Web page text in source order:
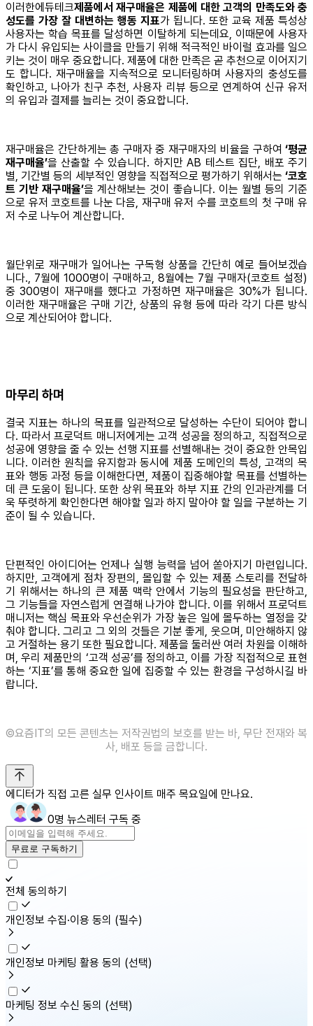
이러한에듀테크제품에서 재구매율은 제품에 대한 고객의 만족도와 충
성도를 가장 잘 대변하는 행동 지표가 됩니다. 또한 교육 제품 특성상
사용자는 학습 목표를 달성하면 이탈하게 되는데요, 이때문에 사용자
가 다시 유입되는 사이클을 만들기 위해 적극적인 바이럴 효과를 일으
키는 것이 매우 중요합니다. 제품에 대한 만족은 곧 추천으로 이어지기
도 합니다. 재구매율을 지속적으로 모니터링하며 사용자의 충성도를
확인하고, 나아가 친구 추천, 사용자 리뷰 등으로 연계하여 신규 유저
의 유입과 결제를 늘리는 것이 중요합니다.
재구매율은 간단하게는 총 구매자 중 재구매자의 비율을 구하여 ‘평균
재구매율’을 산출할 수 있습니다. 하지만 AB 테스트 집단, 배포 주기
별, 기간별 등의 세부적인 영향을 직접적으로 평가하기 위해서는 ‘코호
트 기반 재구매율’을 계산해보는 것이 좋습니다. 이는 월별 등의 기준
으로 유저 코호트를 나눈 다음, 재구매 유저 수를 코호트의 첫 구매 유
저 수로 나누어 계산합니다.
월단위로 재구매가 일어나는 구독형 상품을 간단히 예로 들어보겠습
니다., 7월에 1000명이 구매하고, 8월에는 7월 구매자(코호트 설정)
중 300명이 재구매를 했다고 가정하면 재구매율은 30%가 됩니다.
이러한 재구매율은 구매 기간, 상품의 유형 등에 따라 각기 다른 방식
으로 계산되어야 합니다.
마무리 하며
결국 지표는 하나의 목표를 일관적으로 달성하는 수단이 되어야 합니
다. 따라서 프로덕트 매니저에게는 고객 성공을 정의하고, 직접적으로
성공에 영향을 줄 수 있는 선행 지표를 선별해내는 것이 중요한 안목입
니다. 이러한 원칙을 유지함과 동시에 제품 도메인의 특성, 고객의 목
표와 행동 과정 등을 이해한다면, 제품이 집중해야할 목표를 선별하는
데 큰 도움이 됩니다. 또한 상위 목표와 하부 지표 간의 인과관계를 더
욱 뚜렷하게 확인한다면 해야할 일과 하지 말아야 할 일을 구분하는 기
준이 될 수 있습니다.
단편적인 아이디어는 언제나 실행 능력을 넘어 쏟아지기 마련입니다.
하지만, 고객에게 점차 장편의, 몰입할 수 있는 제품 스토리를 전달하
기 위해서는 하나의 큰 제품 맥락 안에서 기능의 필요성을 판단하고,
그 기능들을 자연스럽게 연결해 나가야 합니다. 이를 위해서 프로덕트
매니저는 핵심 목표와 우선순위가 가장 높은 일에 몰두하는 열정을 갖
춰야 합니다. 그리고 그 외의 것들은 기분 좋게, 웃으며, 미안해하지 않
고 거절하는 용기 또한 필요합니다. 제품을 둘러싼 여러 차원을 이해하
며, 우리 제품만의 ‘고객 성공’를 정의하고, 이를 가장 직접적으로 표현
하는 ‘지표’를 통해 중요한 일에 집중할 수 있는 환경을 구성하시길 바
랍니다.
©️요즘IT의 모든 콘텐츠는 저작권법의 보호를 받는 바, 무단 전재와 복
사, 배포 등을 금합니다.
에디터가 직접 고른 실무 인사이트 매주 목요일에 만나요.
0명 뉴스레터 구독 중
무료로 구독하기
전체 동의하기
개인정보 수집·이용 동의 (필수)
개인정보 마케팅 활용 동의 (선택)
마케팅 정보 수신 동의 (선택)